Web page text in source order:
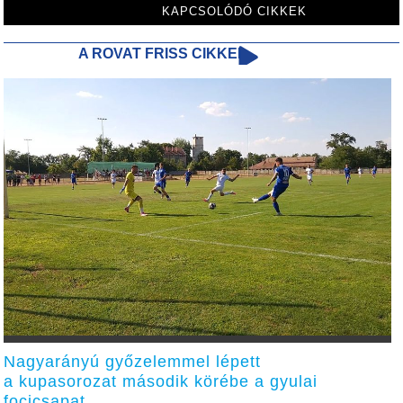
KAPCSOLÓDÓ CIKKEK
A ROVAT FRISS CIKKEI
Nagyarányú győzelemmel lépett
a kupasorozat második körébe a gyulai